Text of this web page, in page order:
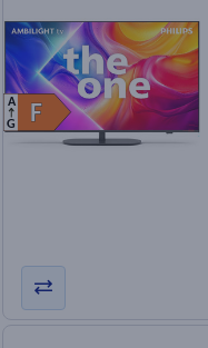
F
F
A
G